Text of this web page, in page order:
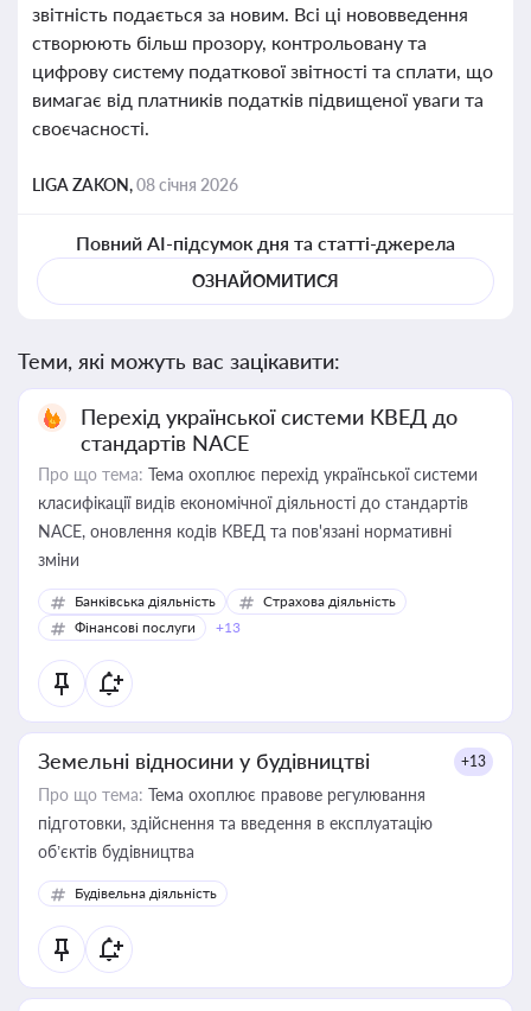
звітність подається за новим. Всі ці нововведення
створюють більш прозору, контрольовану та
цифрову систему податкової звітності та сплати, що
вимагає від платників податків підвищеної уваги та
своєчасності.
LIGA ZAKON,08 січня 2026
Повний AI-підсумок дня та статті-джерела
ОЗНАЙОМИТИСЯ
Теми, які можуть вас зацікавити:
Перехід української системи КВЕД до
стандартів NACE
Про що тема: Тема охоплює перехід української системи
класифікації видів економічної діяльності до стандартів
NACE, оновлення кодів КВЕД та пов'язані нормативні
зміни
Банківська діяльність
Страхова діяльність
Фінансові послуги
+13
Земельні відносини у будівництві +13
Про що тема: Тема охоплює правове регулювання
підготовки, здійснення та введення в експлуатацію
об’єктів будівництва
Будівельна діяльність